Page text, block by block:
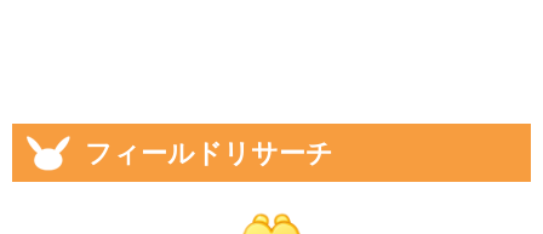
フィールドリサーチ